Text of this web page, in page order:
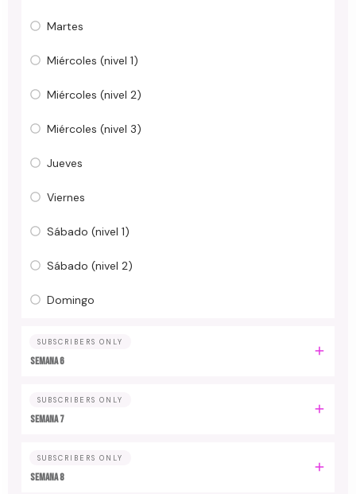
Martes
Miércoles (nivel 1)
Miércoles (nivel 2)
Miércoles (nivel 3)
Jueves
Viernes
Sábado (nivel 1)
Sábado (nivel 2)
Domingo
SUBSCRIBERS ONLY
Semana 6
SUBSCRIBERS ONLY
Semana 7
SUBSCRIBERS ONLY
Semana 8